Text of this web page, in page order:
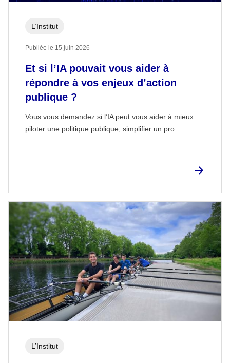
Et si l’IA pouvait vous aider à
répondre à vos enjeux d’action
publique ?
Vous vous demandez si l’IA peut vous aider à mieux
piloter une politique publique, simplifier un pro...
L’Institut
Publiée le 15 juin 2026
L’Institut